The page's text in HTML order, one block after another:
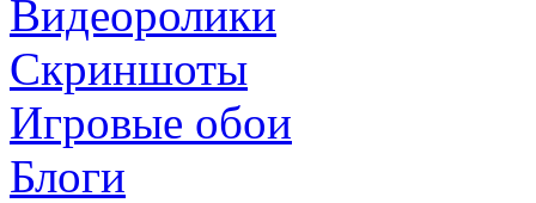
Видеоролики
Скриншоты
Игровые обои
Блоги